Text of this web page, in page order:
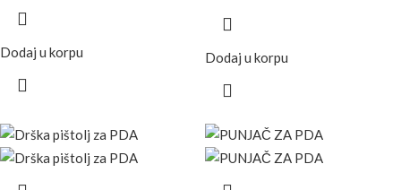
Dodaj u korpu Dodaj u korpu